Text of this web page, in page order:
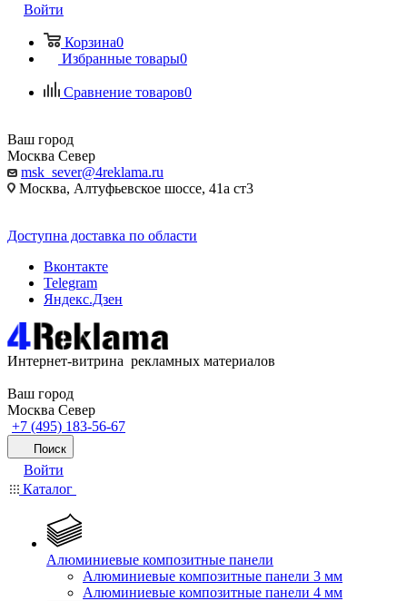
Войти
Корзина0
Избранные товары0
Сравнение товаров0
Ваш город
Москва Север
msk_sever@4reklama.ru
Москва, Алтуфьевское шоссе, 41а ст3
Доступна доставка по области
Вконтакте
Telegram
Яндекс.Дзен
Интернет-витрина рекламных материалов
Ваш город
Москва Север
+7 (495) 183-56-67
Поиск
Войти
Каталог
Алюминиевые композитные панели
Алюминиевые композитные панели 3 мм
Алюминиевые композитные панели 4 мм